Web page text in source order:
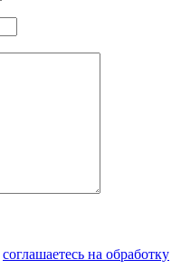
соглашаетесь на обработку